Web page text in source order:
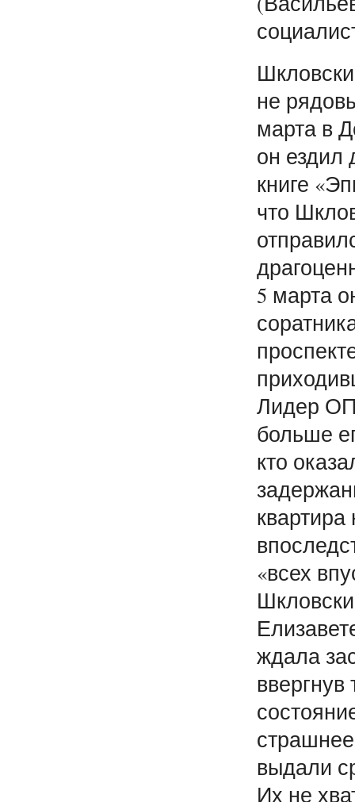
не
марта в
он ездил
книге
что
5 марта
Лидер
больше
кто
«всех
ждала
выдали
Их не